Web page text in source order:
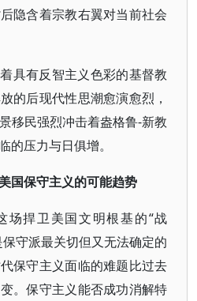
隐含着宗教右翼对当前社会
具有反智主义色彩的基督教
的后现代性思潮愈演愈烈，
移民强烈冲击着盎格鲁-新教
的压力与日俱增。
国保守主义的可能趋势
场捍卫美国文明根基的“战
守派最关切但又无法确定的
保守主义面临的难题比过去
。保守主义能否成功消解特